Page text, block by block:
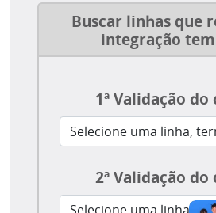
Buscar linhas que
integração
1ª Validação
2ª Validação do